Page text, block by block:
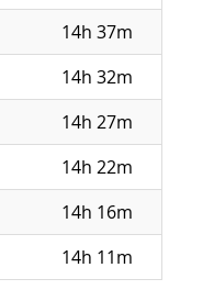
14h 37m
14h 32m
14h 27m
14h 22m
14h 16m
14h 11m